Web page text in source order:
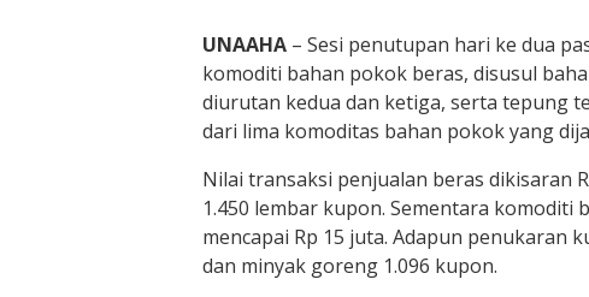
UNAAHA – Sesi penutupan hari ke dua
komoditi bahan pokok beras, disusul
diurutan kedua dan ketiga, serta tepung
dari lima komoditas bahan pokok yang
Nilai transaksi penjualan beras dikisaran
1.450 lembar kupon. Sementara
mencapai Rp 15 juta. Adapun penukaran
dan minyak goreng 1.096 kupon.